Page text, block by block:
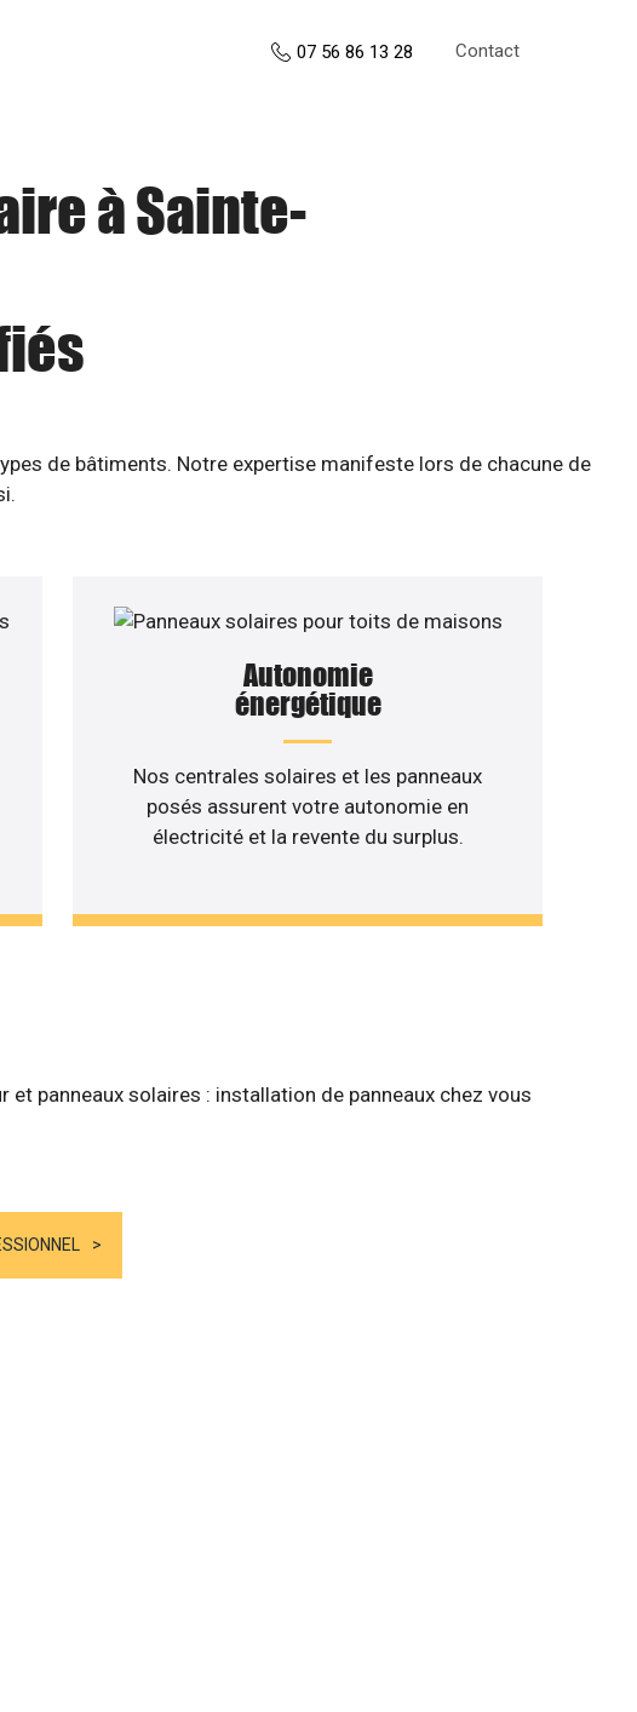
07 56 86 13 28 Contact
à Sainte-
de bâtiments. Notre expertise manifeste lors de chacune de
Autonomie
énergétique
Nos centrales solaires et les panneaux
posés assurent votre autonomie en
électricité et la revente du surplus.